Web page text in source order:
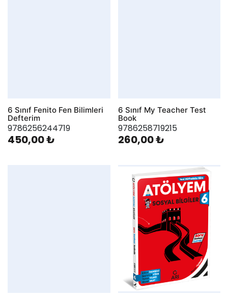
6 Sınıf Fenito Fen Bilimleri
Defterim
9786256244719
450,00 ₺
6 Sınıf My Teacher Test
Book
9786258719215
260,00 ₺